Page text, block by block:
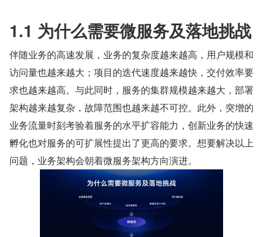
1.1 为什么需要微服务及落地挑战
伴随业务的高速发展，业务的复杂度越来越高，用户规模和
访问量也越来越大；项目的迭代速度越来越快，交付效率要
求也越来越高。与此同时，服务的集群规模越来越大，部署
架构越来越复杂，故障范围也越来越不可控。此外，突增的
业务流量时刻考验着服务的水平扩容能力，创新业务的快速
孵化也对服务的可扩展性提出了更高的要求。想要解决以上
问题，业务架构会朝着微服务架构方向演进。